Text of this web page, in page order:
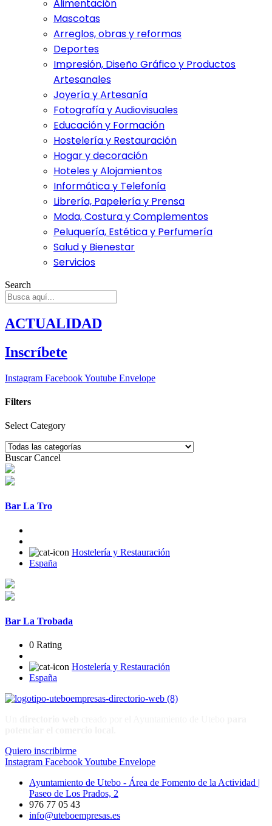
Alimentación
Mascotas
Arreglos, obras y reformas
Deportes
Impresión, Diseño Gráfico y Productos
Artesanales
Joyería y Artesanía
Fotografía y Audiovisuales
Educación y Formación
Hostelería y Restauración
Hogar y decoración
Hoteles y Alojamientos
Informática y Telefonía
Librería, Papelería y Prensa
Moda, Costura y Complementos
Peluquería, Estética y Perfumería
Salud y Bienestar
Servicios
Search
ACTUALIDAD
Inscríbete
Instagram FacebookYoutube Envelope
Filters
Select Category
Buscar Cancel
Bar La Tro
Hostelería y Restauración
España
Bar La Trobada
0 Rating
Hostelería y Restauración
España
Quiero inscribirme
Instagram FacebookYoutube Envelope
Ayuntamiento de Utebo - Área de Fomento de la Actividad |
Paseo de Los Prados, 2
976 77 05 43
info@uteboempresas.es